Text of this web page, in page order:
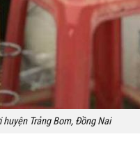
Trảng Bom, Đồng Nai